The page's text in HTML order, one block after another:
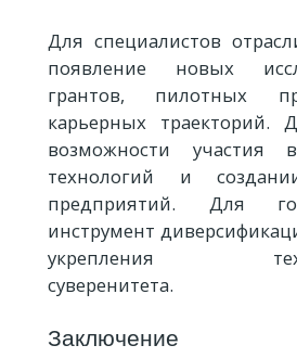
Для специалистов
появление новых
грантов, пилотных
карьерных траекторий.
возможности участия
технологий и
предприятий. Для
инструмент
укрепления
суверенитета.
Заключение